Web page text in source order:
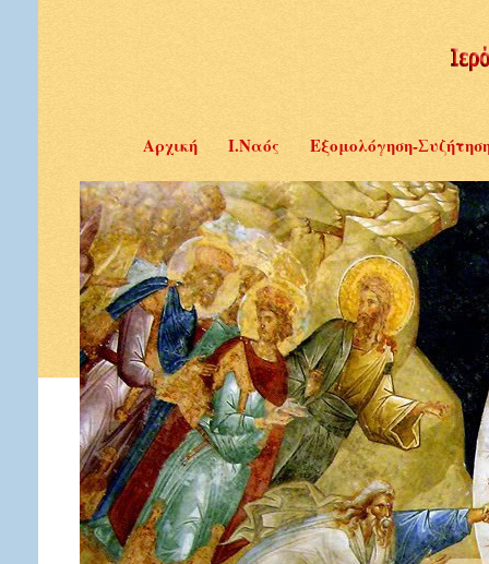
Αρχική Ι.Ναός Εξομολόγηση-